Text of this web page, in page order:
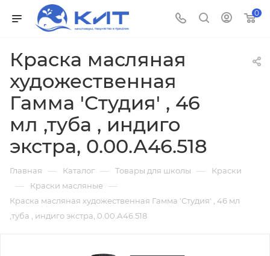
0
Краска масляная
художественная
Гамма 'Студия' , 46
мл ,туба , индиго
экстра, 0.00.А46.518
Главная — Каталог — Товары для школы — Краски
— Краски масляные —
Краска масляная художественная Гамма 'Студия' , 46 мл
,туба , индиго экстра, 0.00.А46.518